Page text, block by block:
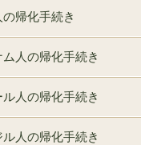
の帰化手続き
ム人の帰化手続き
ル人の帰化手続き
ル人の帰化手続き